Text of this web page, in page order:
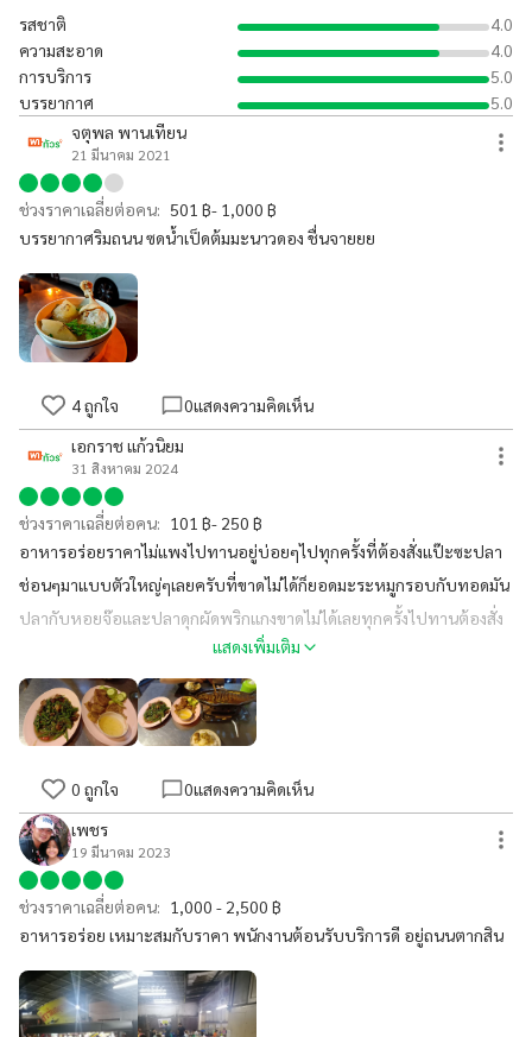
รสชาติ
4.0
ความสะอาด
4.0
การบริการ
5.0
บรรยากาศ
5.0
จตุพล พานเทียน
21 มีนาคม 2021
ช่วงราคาเฉลี่ยต่อคน: 501 ฿- 1,000 ฿
บรรยากาศริมถนน ซดน้ำเป็ดต้มมะนาวดอง ชื่นจายยย
4ถูกใจ 0แสดงความคิดเห็น
เอกราช แก้วนิยม
31 สิงหาคม 2024
ช่วงราคาเฉลี่ยต่อคน: 101 ฿- 250 ฿
อาหารอร่อยราคาไม่แพงไปทานอยู่บ่อยๆไปทุกครั้งที่ต้องสั่งแป๊ะซะปลา
ช่อนๆมาแบบตัวใหญ่ๆเลยครับที่ขาดไม่ได้ก็ยอดมะระหมูกรอบกับทอดมัน
ปลากับหอยจ๊อและปลาดุกผัดพริกแกงขาดไม่ได้เลยทุกครั้งไปทานต้องสั่ง
แสดงเพิ่มเติม
0 ถูกใจ 0แสดงความคิดเห็น
เพชร
19 มีนาคม 2023
ช่วงราคาเฉลี่ยต่อคน: 1,000 - 2,500 ฿
อาหารอร่อย เหมาะสมกับราคา พนักงานต้อนรับบริการดี อยู่ถนนตากสิน